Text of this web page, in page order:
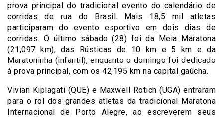
prova principal do tradicional evento do calendário de
corridas de rua do Brasil. Mais 18,5 mil atletas
participaram do evento esportivo em dois dias de
corridas. O último sábado (28) foi da Meia Maratona
(21,097 km), das Rústicas de 10 km e 5 km e da
Maratoninha (infantil), enquanto o domingo foi dedicado
à prova principal, com os 42,195 km na capital gaúcha.
Vivian Kiplagati (QUE) e Maxwell Rotich (UGA) entraram
para o rol dos grandes atletas da tradicional Maratona
Internacional de Porto Alegre, ao escreverem seus